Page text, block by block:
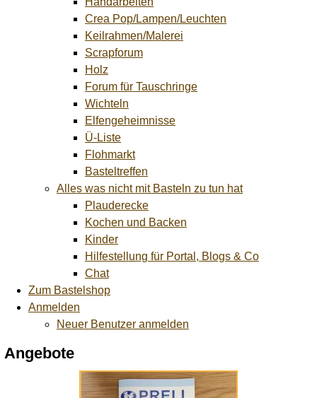
Crea Pop/Lampen/Leuchten
Keilrahmen/Malerei
Scrapforum
Holz
Forum für Tauschringe
Wichteln
Elfengeheimnisse
Ü-Liste
Flohmarkt
Basteltreffen
Alles was nicht mit Basteln zu tun hat
Plauderecke
Kochen und Backen
Kinder
Hilfestellung für Portal, Blogs & Co
Chat
Zum Bastelshop
Anmelden
Neuer Benutzer anmelden
Angebote